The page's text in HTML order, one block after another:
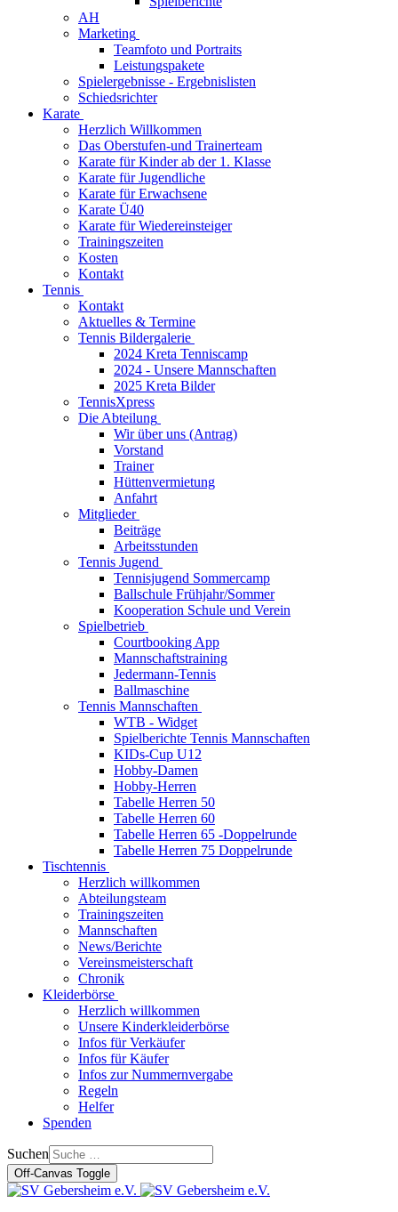
AH
Marketing
Teamfoto und Portraits
Leistungspakete
Spielergebnisse - Ergebnislisten
Schiedsrichter
Karate
Herzlich Willkommen
Das Oberstufen-und Trainerteam
Karate für Kinder ab der 1. Klasse
Karate für Jugendliche
Karate für Erwachsene
Karate Ü40
Karate für Wiedereinsteiger
Trainingszeiten
Kosten
Kontakt
Tennis
Kontakt
Aktuelles & Termine
Tennis Bildergalerie
2024 Kreta Tenniscamp
2024 - Unsere Mannschaften
2025 Kreta Bilder
TennisXpress
Die Abteilung
Wir über uns (Antrag)
Vorstand
Trainer
Hüttenvermietung
Anfahrt
Mitglieder
Beiträge
Arbeitsstunden
Tennis Jugend
Tennisjugend Sommercamp
Ballschule Frühjahr/Sommer
Kooperation Schule und Verein
Spielbetrieb
Courtbooking App
Mannschaftstraining
Jedermann-Tennis
Ballmaschine
Tennis Mannschaften
WTB - Widget
Spielberichte Tennis Mannschaften
KIDs-Cup U12
Hobby-Damen
Hobby-Herren
Tabelle Herren 50
Tabelle Herren 60
Tabelle Herren 65 -Doppelrunde
Tabelle Herren 75 Doppelrunde
Tischtennis
Herzlich willkommen
Abteilungsteam
Trainingszeiten
Mannschaften
News/Berichte
Vereinsmeisterschaft
Chronik
Kleiderbörse
Herzlich willkommen
Unsere Kinderkleiderbörse
Infos für Verkäufer
Infos für Käufer
Infos zur Nummernvergabe
Regeln
Helfer
Spenden
Suchen
Off-Canvas Toggle